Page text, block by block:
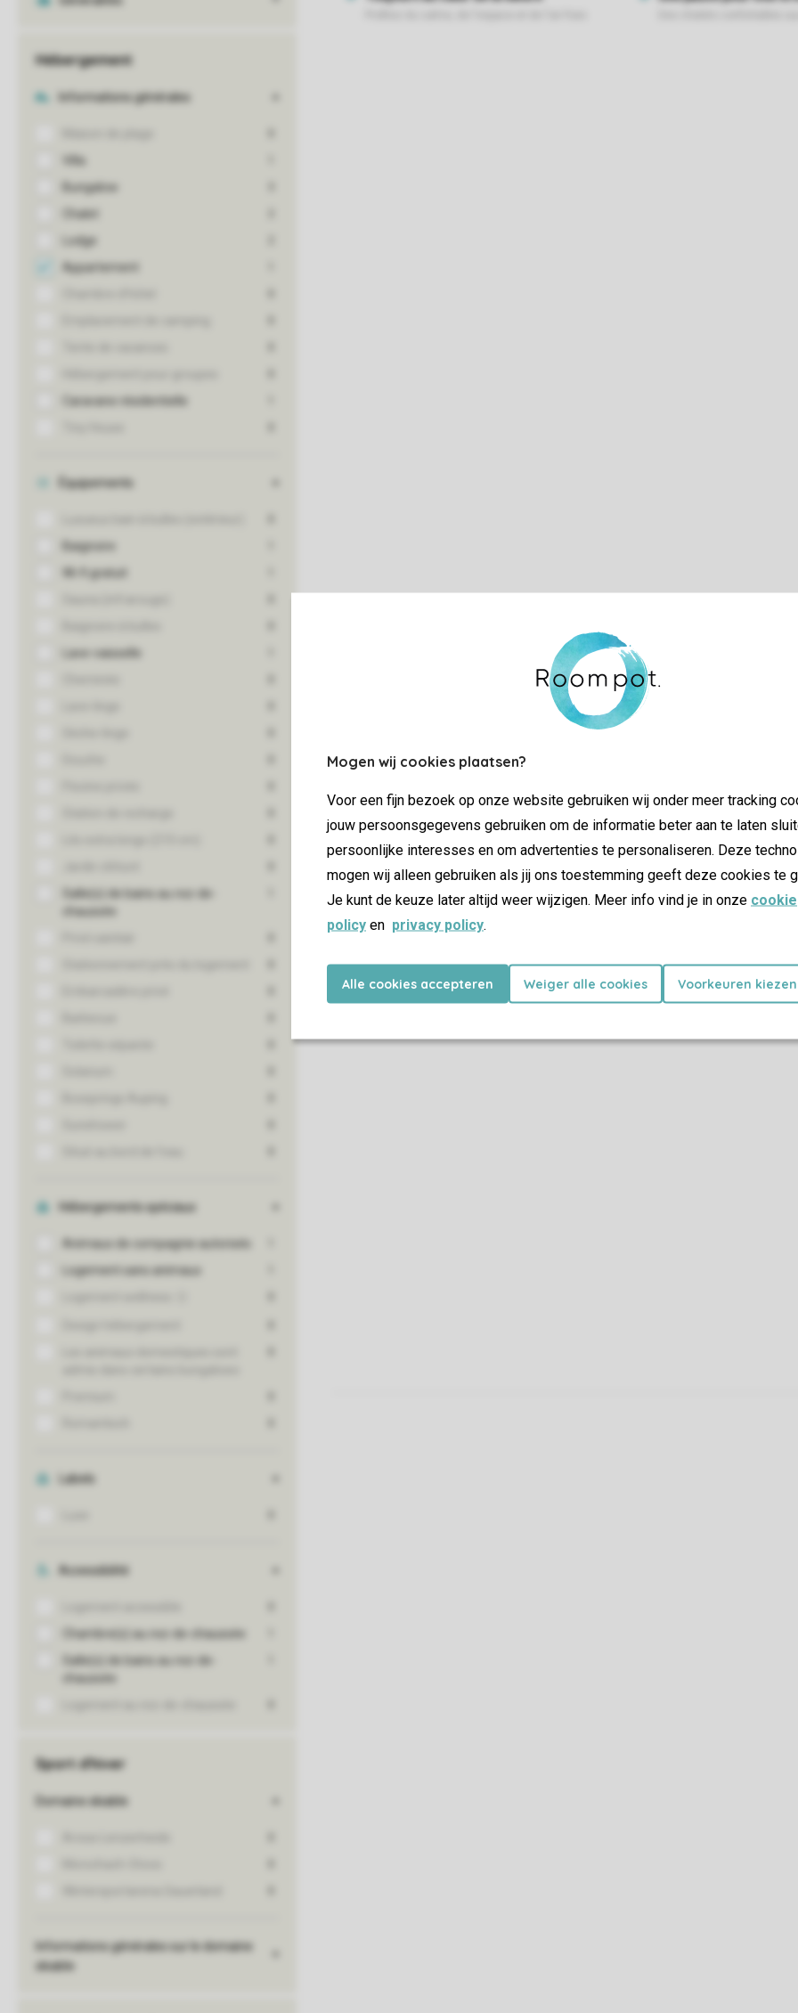
Mogen wij cookies plaatsen?
Voor een fijn bezoek op onze website gebruiken wij onder meer tracking
jouw persoonsgegevens gebruiken om de informatie beter aan te laten
persoonlijke interesses en om advertenties te personaliseren. Deze
mogen wij alleen gebruiken als jij ons toestemming geeft deze cookies te
Je kunt de keuze later altijd weer wijzigen. Meer info vind je in onze cookie
policy en privacy policy.
Alle cookies accepteren Weiger alle cookies Voorkeuren kiezen